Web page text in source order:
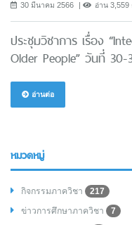
30 มีนาคม 2566 อ่าน 3,559
ประชุมวิชาการ เรื่อง
Older People” วันที่
อ่านต่อ
หมวดหมู่
กิจกรรมภาควิชา
217
ข่าวการศึกษาภาควิชา
7